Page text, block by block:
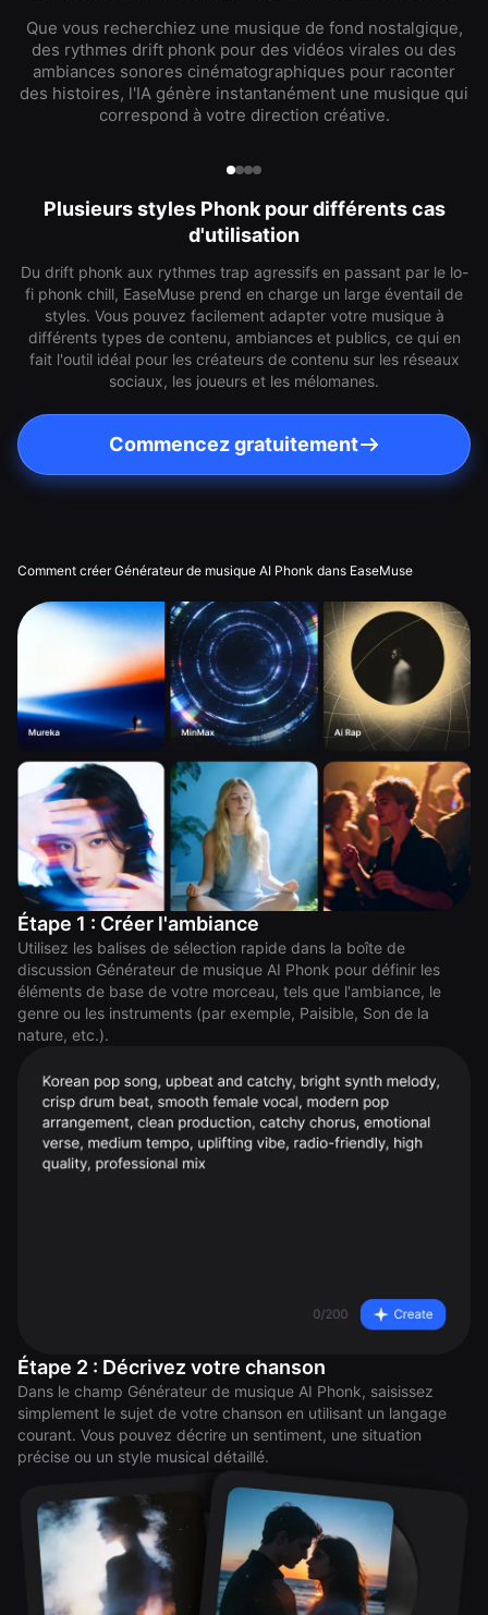
Que vous recherchiez une musique de fond nostalgique,
des rythmes drift phonk pour des vidéos virales ou des
ambiances sonores cinématographiques pour raconter
des histoires, l'IA génère instantanément une musique qui
correspond à votre direction créative.
Plusieurs styles Phonk pour différents cas
d'utilisation
Du drift phonk aux rythmes trap agressifs en passant par le lo-
fi phonk chill, EaseMuse prend en charge un large éventail de
styles. Vous pouvez facilement adapter votre musique à
différents types de contenu, ambiances et publics, ce qui en
fait l'outil idéal pour les créateurs de contenu sur les réseaux
sociaux, les joueurs et les mélomanes.
Commencez gratuitement
Comment créer Générateur de musique AI Phonk dans EaseMuse
Étape 1 : Créer l'ambiance
Utilisez les balises de sélection rapide dans la boîte de
discussion Générateur de musique AI Phonk pour définir les
éléments de base de votre morceau, tels que l'ambiance, le
genre ou les instruments (par exemple, Paisible, Son de la
nature, etc.).
Étape 2 : Décrivez votre chanson
Dans le champ Générateur de musique AI Phonk, saisissez
simplement le sujet de votre chanson en utilisant un langage
courant. Vous pouvez décrire un sentiment, une situation
précise ou un style musical détaillé.